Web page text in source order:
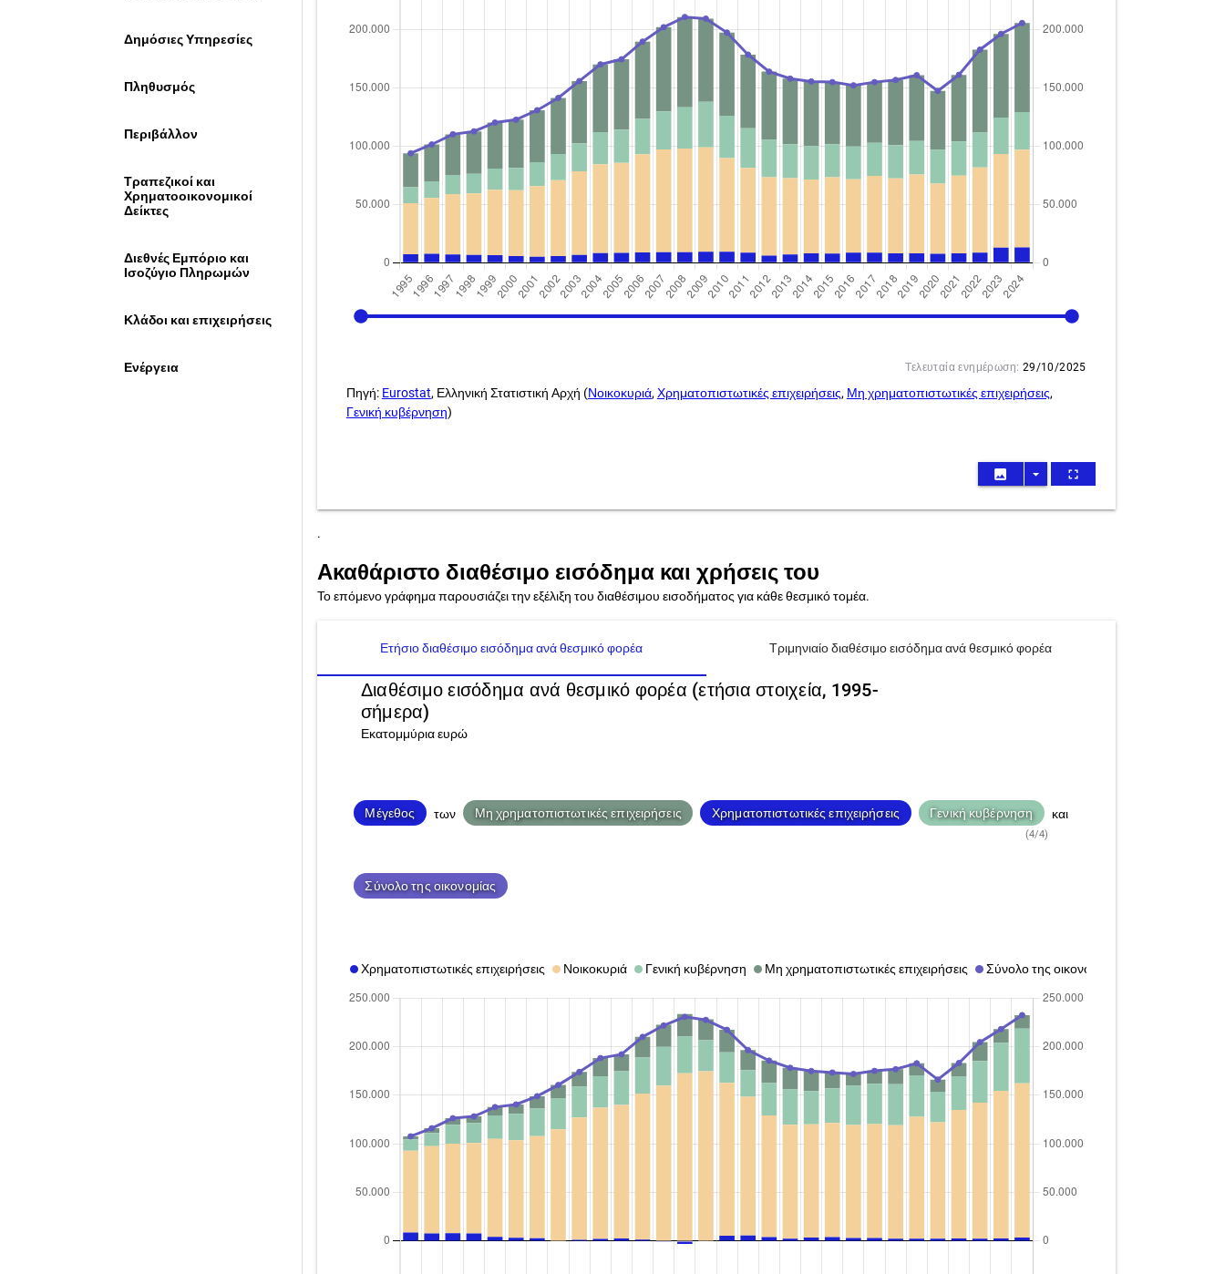
Δημόσιες Υπηρεσίες
Πληθυσμός
Περιβάλλον
Τραπεζικοί και
Χρηματοοικονομικοί
Δείκτες
Διεθνές Εμπόριο και
Ισοζύγιο Πληρωμών
Κλάδοι και επιχειρήσεις
Ενέργεια Τελευταία ενημέρωση: 29/10/2025
Πηγή: Eurostat, Ελληνική Στατιστική Αρχή (Νοικοκυριά, Χρηματοπιστωτικές επιχειρήσεις, Μη χρηματοπιστωτικές επιχειρήσεις,
Γενική κυβέρνηση)
image arrow_drop_down fullscreen
.
Ακαθάριστο διαθέσιμο εισόδημα και χρήσεις του
Το επόμενο γράφημα παρουσιάζει την εξέλιξη του διαθέσιμου εισοδήματος για κάθε θεσμικό τομέα.
Διαθέσιμο εισόδημα ανά θεσμικό φορέα (ετήσια στοιχεία, 1995-
σήμερα)
Εκατομμύρια ευρώ
Μέγεθος των Μη χρηματοπιστωτικές επιχειρήσεις Χρηματοπιστωτικές επιχειρήσεις Γενική κυβέρνηση
(4/4)
και
Σύνολο της οικονομίας
Χρηματοπιστωτικές επιχειρήσεις Νοικοκυριά Γενική κυβέρνηση Μη χρηματοπιστωτικές επιχειρήσεις Σύνολο της οικονομίας
Ετήσιο διαθέσιμο εισόδημα ανά θεσμικό φορέα Τριμηνιαίο διαθέσιμο εισόδημα ανά θεσμικό φορέα